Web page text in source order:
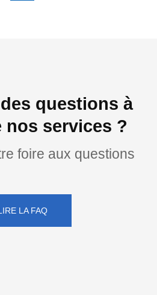
questions à
nos services ?
foire aux questions
LA FAQ